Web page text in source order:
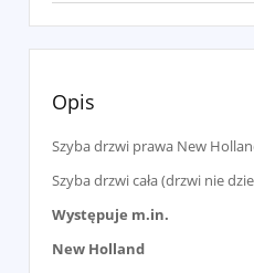
Opis
Szyba drzwi prawa New
Szyba drzwi cała (drzwi nie
Występuje m.in.
New Holland